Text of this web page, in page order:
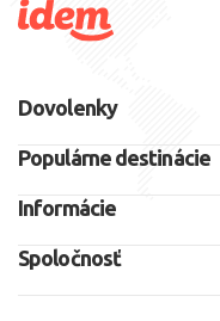
Dovolenky
Populárne destinácie
Informácie
Spoločnosť